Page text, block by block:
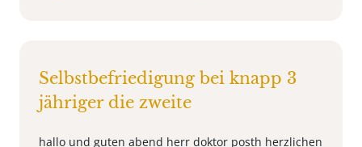
Selbstbefriedigung bei knapp 3
jähriger die zweite
hallo und guten abend herr doktor posth herzlichen